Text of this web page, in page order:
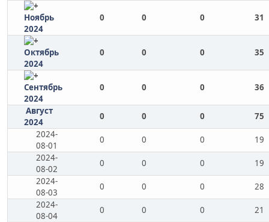
Ноябрь
2024
0 0 0 31
Октябрь
2024
0 0 0 35
Сентябрь
2024
0 0 0 36
Август
2024
0 0 0
75
2024-
08-01
0 0 0
19
2024-
08-02
0 0 0
19
2024-
08-03
0 0 0
28
2024-
08-04
0 0 0
21